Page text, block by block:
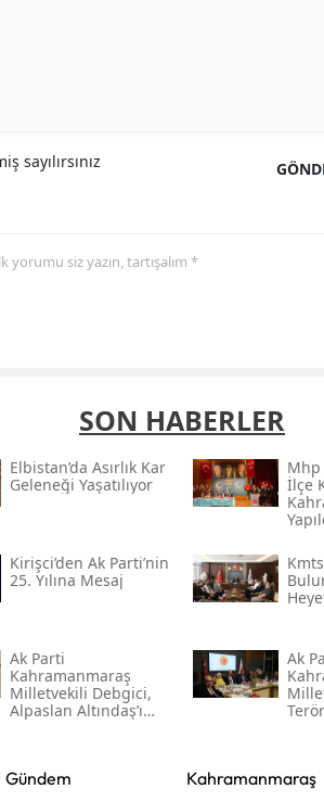
sayılırsınız
siz yazın, tartışalım *
SON HABERLER
Elbistan’da Asırlık Kar
Geleneği Yaşatılıyor
İlçe
Kirişci’den Ak Parti’nin
25. Yılına Mesaj
Ak Parti
Kahramanmaraş
Milletvekili Debgici,
Alpaslan Altındaş’ı
Ak
Gündem
Kahramanmaraş